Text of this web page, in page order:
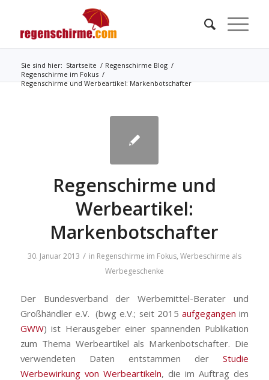
Sie sind hier: Startseite / Regenschirme Blog /
Regenschirme im Fokus /
Regenschirme und Werbeartikel: Markenbotschafter
Regenschirme und
Werbeartikel:
Markenbotschafter
30. Januar 2013 / in Regenschirme im Fokus, Werbeschirme als
Werbegeschenke
Der Bundesverband der Werbemittel-Berater und
Großhändler e.V. (bwg e.V.; seit 2015aufgegangen im
GWW) ist Herausgeber einer spannenden Publikation
zum Thema Werbeartikel als Markenbotschafter. Die
verwendeten Daten entstammen derStudie
Werbewirkung von Werbeartikeln, die im Auftrag des